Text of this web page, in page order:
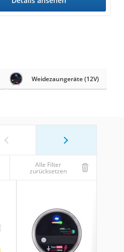
Weidezaungeräte (12V)
Alle Filter
zurücksetzen